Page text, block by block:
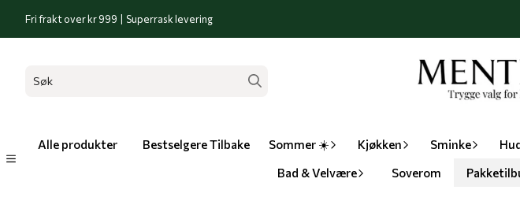
Hopp til innhold
Fri frakt over kr 999 | Superrask levering
Alle produkter Bestselgere Tilbake Sommer ☀️ Kjøkken Sminke
Bad & Velvære
Soverom
På lager